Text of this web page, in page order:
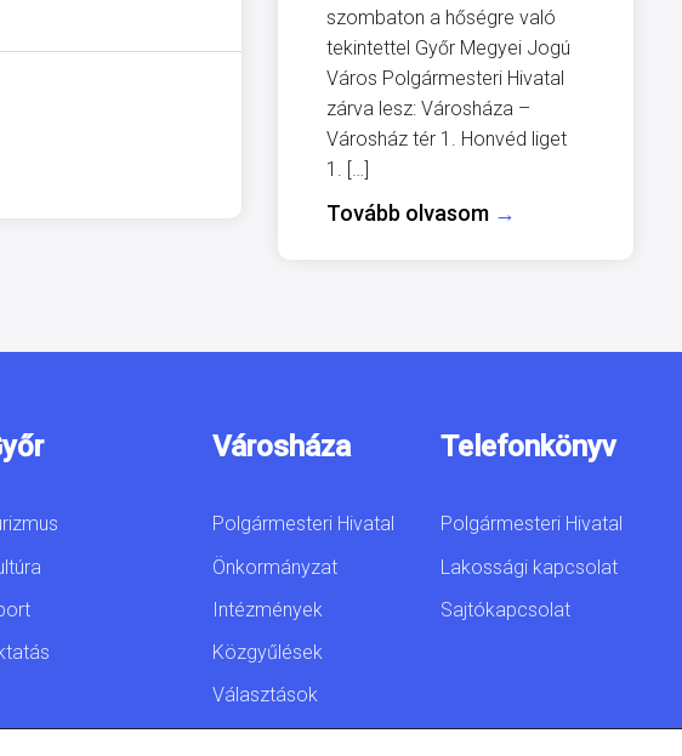
szombaton a hőségre való
tekintettel Győr Megyei Jogú
Város Polgármesteri Hivatal
zárva lesz: Városháza –
Városház tér 1. Honvéd liget
1. […]
Tovább olvasom →
Városháza
Polgármesteri Hivatal
Önkormányzat
Intézmények
Közgyűlések
Választások
Telefonkönyv
Polgármesteri Hivatal
Lakossági kapcsolat
Sajtókapcsolat